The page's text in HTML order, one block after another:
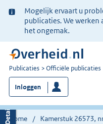
Ter
informatie:
Mogelijk ervaart u
publicaties. We werken
het ongemak.
U
bent
nu
hier:
Publicaties Officiële publicaties
Inloggen
Home Kamerstuk 26573,